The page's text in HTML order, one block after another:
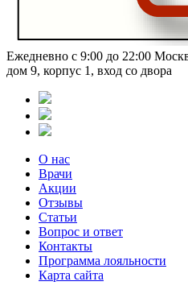
Ежедневно с 9:00 до 22:00
дом 9, корпус 1, вход со двора
О нас
Врачи
Акции
Отзывы
Статьи
Вопрос и ответ
Контакты
Программа лояльности
Карта сайта